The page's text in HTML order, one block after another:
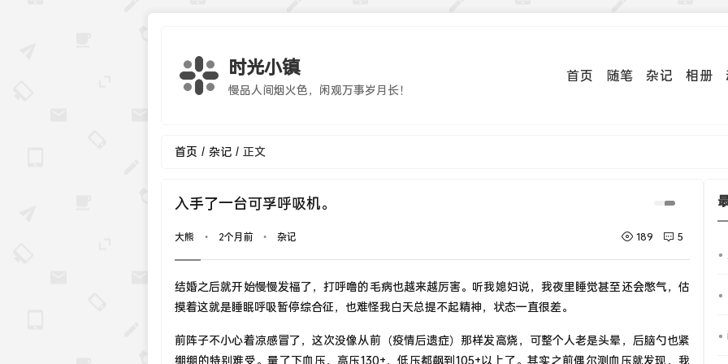
时光小镇
慢品人间烟火色，闲观万事岁月长！
首页 随笔 杂记 相册
首页 / 杂记 / 正文
入手了一台可孚呼吸机。
大熊 • 2个月前 • 杂记 189 5
结婚之后就开始慢慢发福了，打呼噜的毛病也越来越厉害。听我媳妇说，我夜里睡觉甚至还会憋气，估
摸着这就是睡眠呼吸暂停综合征，也难怪我白天总提不起精神，状态一直很差。
前阵子不小心着凉感冒了，这次没像从前（疫情后遗症）那样发高烧，可整个人老是头晕，后脑勺也紧
绷绷的特别难受。量了下血压，高压130+，低压都飙到105+以上了。其实之前偶尔测血压就发现，我